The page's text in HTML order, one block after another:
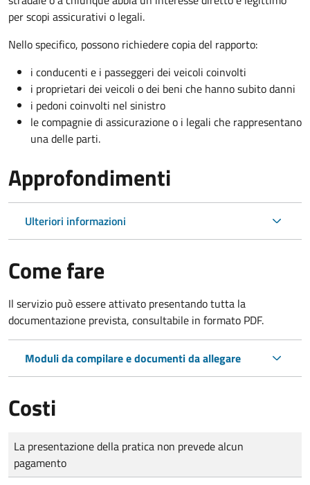
per scopi assicurativi o legali.
Nello specifico, possono richiedere copia del rapporto:
i conducenti e i passeggeri dei veicoli coinvolti
i proprietari dei veicoli o dei beni che hanno subito danni
i pedoni coinvolti nel sinistro
le compagnie di assicurazione o i legali che rappresentano
una delle parti.
Approfondimenti
Ulteriori informazioni
Come fare
Il servizio può essere attivato presentando tutta la
documentazione prevista, consultabile in formato PDF.
Moduli da compilare e documenti da allegare
Costi
Tipo di pagamento
Importo
La presentazione della pratica non prevede alcun
pagamento